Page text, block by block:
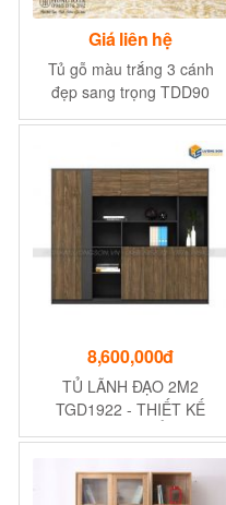
Giá liên hệ
Tủ gỗ màu trắng 3 cánh
đẹp sang trọng TDD90
8,600,000đ
TỦ LÃNH ĐẠO 2M2
TGD1922 - THIẾT KẾ
SANG TRỌNG, ĐẲNG CẤP